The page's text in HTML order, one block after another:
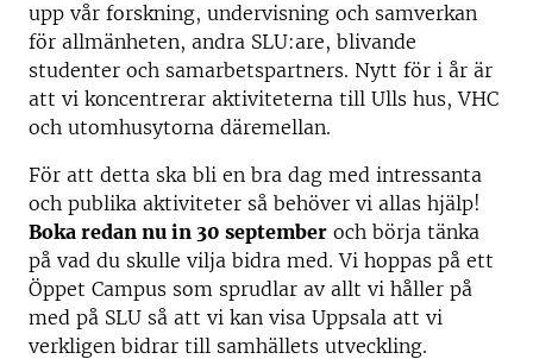
upp vår forskning, undervisning och samverkan
för allmänheten, andra SLU:are, blivande
studenter och samarbetspartners. Nytt för i år är
att vi koncentrerar aktiviteterna till Ulls hus, VHC
och utomhusytorna däremellan.
För att detta ska bli en bra dag med intressanta
och publika aktiviteter så behöver vi allas hjälp!
Boka redan nu in 30 september och börja tänka
på vad du skulle vilja bidra med. Vi hoppas på ett
Öppet Campus som sprudlar av allt vi håller på
med på SLU så att vi kan visa Uppsala att vi
verkligen bidrar till samhällets utveckling.